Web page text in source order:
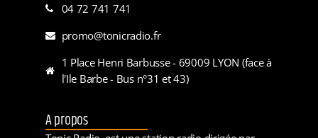
04 72 741 741
promo@tonicradio.fr
1 Place Henri Barbusse - 69009 LYON (face à
l'Ile Barbe - Bus n°31 et 43)
A propos